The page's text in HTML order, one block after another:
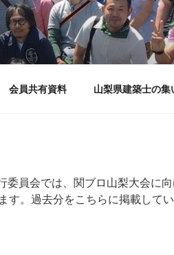
会員共有資料 山梨県建築士の集
員会では、関ブロ山梨大会に向
す。過去分をこちらに掲載してい